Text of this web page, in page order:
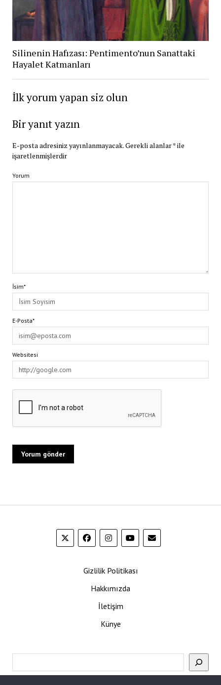
Silinenin Hafızası: Pentimento’nun Sanattaki
Hayalet Katmanları
İlk yorum yapan siz olun
Bir yanıt yazın
E-posta adresiniz yayınlanmayacak.Gerekli alanlar*ile
işaretlenmişlerdir
Yorum
İsim*
E-Posta*
Websitesi
Gizlilik Politikası
Hakkımızda
İletişim
Künye